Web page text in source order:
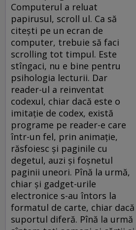
Computerul a reluat
papirusul, scroll ul. Ca să
citeşti pe un ecran de
computer, trebuie să faci
scrolling tot timpul. Este
stîngaci, nu e bine pentru
psihologia lecturii. Dar
reader-ul a reinventat
codexul, chiar dacă este o
imitaţie de codex, există
programe pe reader-e care
într-un fel, prin animaţie,
răsfoiesc şi paginile cu
degetul, auzi şi foşnetul
paginii uneori. Pînă la urmă,
chiar şi gadget-urile
electronice s-au întors la
formatul de carte, chiar dacă
suportul diferă. Pînă la urmă